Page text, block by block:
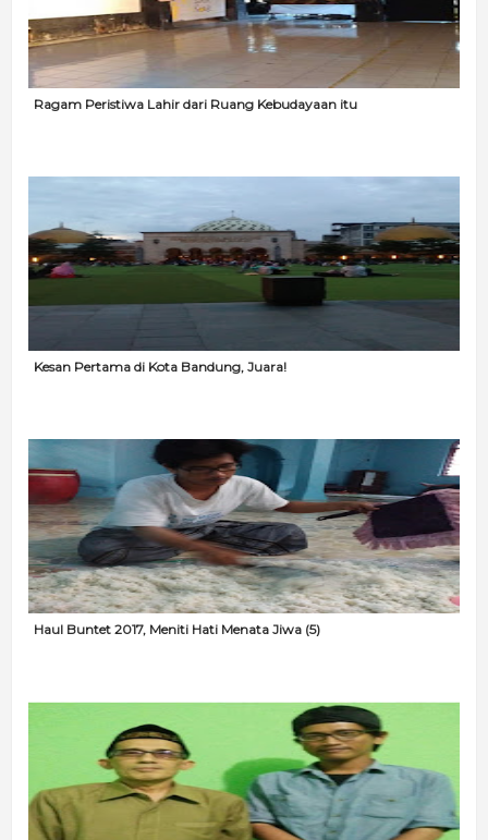
Ragam Peristiwa Lahir dari Ruang Kebudayaan itu
Kesan Pertama di Kota Bandung, Juara!
Haul Buntet 2017, Meniti Hati Menata Jiwa (5)